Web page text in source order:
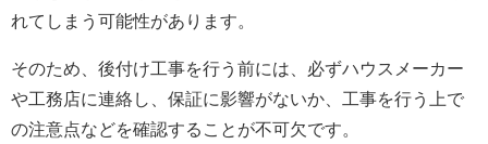
れてしまう可能性があります。
そのため、後付け工事を行う前には、必ずハウスメーカー
や工務店に連絡し、保証に影響がないか、工事を行う上で
の注意点などを確認することが不可欠です。